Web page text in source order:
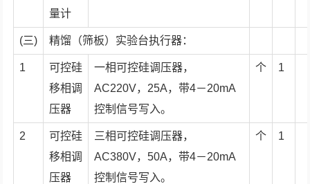
量计
(三) 精馏（筛板）实验台执行器：
1
可控硅
移相调
压器
一相可控硅调压器，
AC220V，25A，带4－20mA
控制信号写入。
个 1
2
可控硅
移相调
压器
三相可控硅调压器，
AC380V，50A，带4－20mA
控制信号写入。
个 1